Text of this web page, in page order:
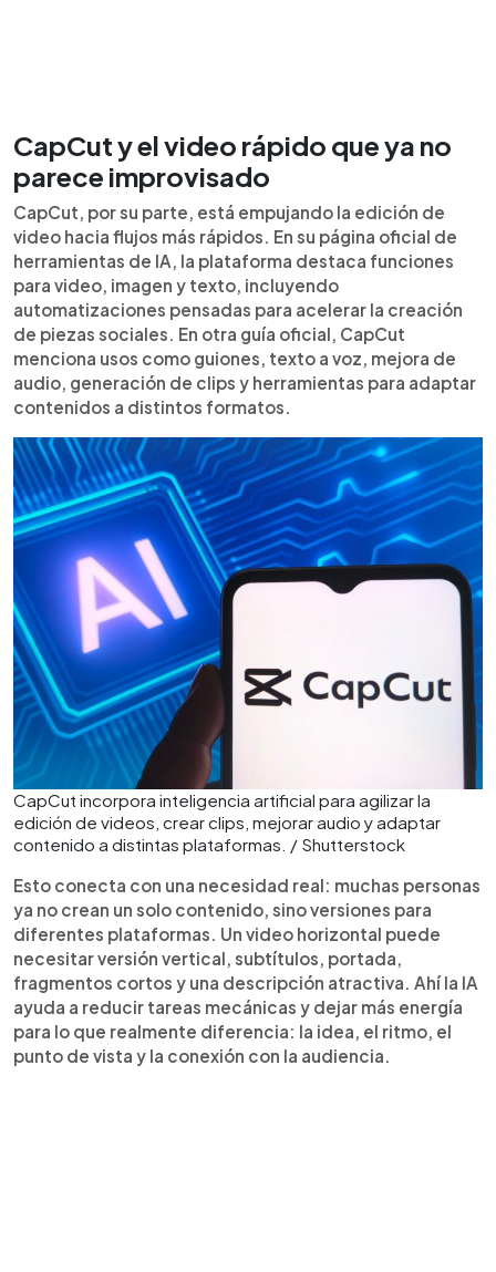
CapCut y el video rápido que ya no
parece improvisado
CapCut, por su parte, está empujando la edición de
video hacia flujos más rápidos. En su página oficial de
herramientas de IA, la plataforma destaca funciones
para video, imagen y texto, incluyendo
automatizaciones pensadas para acelerar la creación
de piezas sociales. En otra guía oficial, CapCut
menciona usos como guiones, texto a voz, mejora de
audio, generación de clips y herramientas para adaptar
contenidos a distintos formatos.
CapCut incorpora inteligencia artificial para agilizar la
edición de videos, crear clips, mejorar audio y adaptar
contenido a distintas plataformas. / Shutterstock
Esto conecta con una necesidad real: muchas personas
ya no crean un solo contenido, sino versiones para
diferentes plataformas. Un video horizontal puede
necesitar versión vertical, subtítulos, portada,
fragmentos cortos y una descripción atractiva. Ahí la IA
ayuda a reducir tareas mecánicas y dejar más energía
para lo que realmente diferencia: la idea, el ritmo, el
punto de vista y la conexión con la audiencia.